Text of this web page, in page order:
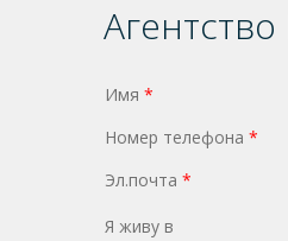
Имя *
Номер телефона *
Эл.почта *
Я живу в